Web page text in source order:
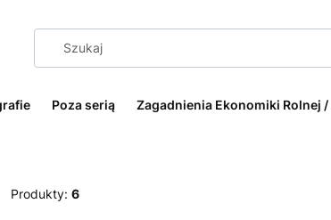
Poza serią Zagadnienia Ekonomiki Rolnej
Produkty: 6